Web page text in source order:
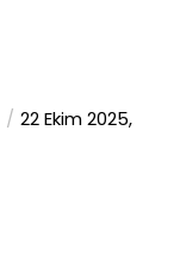
22 Ekim 2025,